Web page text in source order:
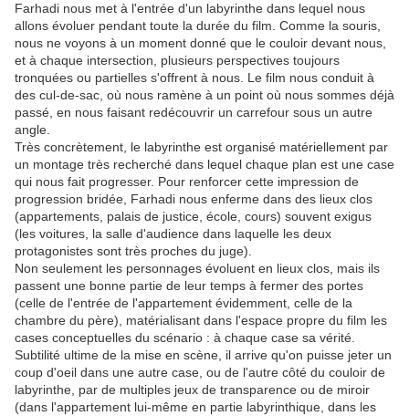
Farhadi nous met à l'entrée d'un labyrinthe dans lequel nous
allons évoluer pendant toute la durée du film. Comme la souris,
nous ne voyons à un moment donné que le couloir devant nous,
et à chaque intersection, plusieurs perspectives toujours
tronquées ou partielles s'offrent à nous. Le film nous conduit à
des cul-de-sac, où nous ramène à un point où nous sommes déjà
passé, en nous faisant redécouvrir un carrefour sous un autre
angle.
Très concrètement, le labyrinthe est organisé matériellement par
un montage très recherché dans lequel chaque plan est une case
qui nous fait progresser. Pour renforcer cette impression de
progression bridée, Farhadi nous enferme dans des lieux clos
(appartements, palais de justice, école, cours) souvent exigus
(les voitures, la salle d'audience dans laquelle les deux
protagonistes sont très proches du juge).
Non seulement les personnages évoluent en lieux clos, mais ils
passent une bonne partie de leur temps à fermer des portes
(celle de l'entrée de l'appartement évidemment, celle de la
chambre du père), matérialisant dans l'espace propre du film les
cases conceptuelles du scénario : à chaque case sa vérité.
Subtilité ultime de la mise en scène, il arrive qu'on puisse jeter un
coup d'oeil dans une autre case, ou de l'autre côté du couloir de
labyrinthe, par de multiples jeux de transparence ou de miroir
(dans l'appartement lui-même en partie labyrinthique, dans les